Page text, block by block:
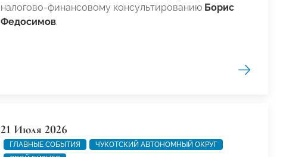
налогово-финансовому консультированию Борис
Федосимов.
21 Июля 2026
ГЛАВНЫЕ СОБЫТИЯ
ЧУКОТСКИЙ АВТОНОМНЫЙ ОКРУГ